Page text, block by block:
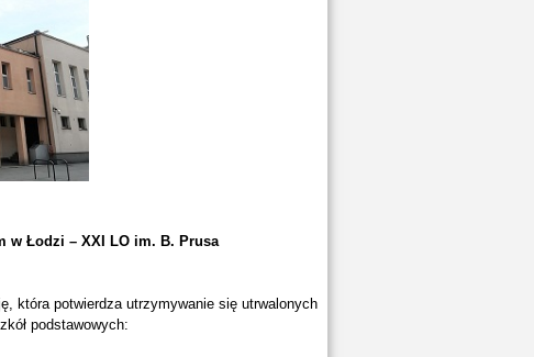
w Łodzi – XXI LO im. B. Prusa
która potwierdza utrzymywanie się utrwalonych
podstawowych: